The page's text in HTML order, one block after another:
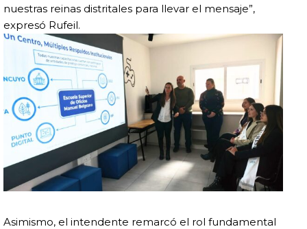
nuestras reinas distritales para llevar el mensaje”,
expresó Rufeil.
Asimismo, el intendente remarcó el rol fundamental